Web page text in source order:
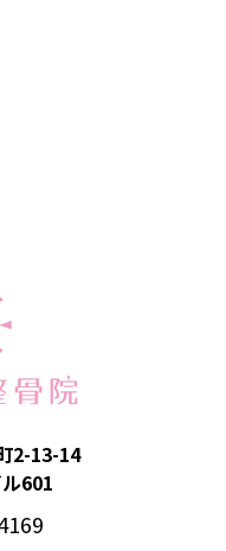
2-13-14
601